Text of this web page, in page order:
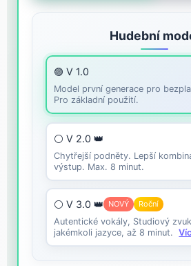
Hudební
🟣 V 1.0
Model první generace pro
Pro základní použití.
⚪ V 2.0 👑
Chytřejší podněty. Lepší
výstup. Max. 8 minut.
⚪ V 3.0 👑 NOVÝ Roční
Autentické vokály, Studiový
jakémkoli jazyce, až 8 minut.